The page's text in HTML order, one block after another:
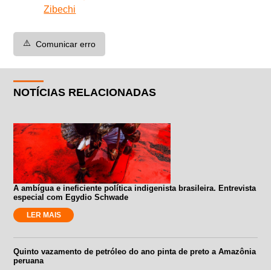
Zibechi
⚠️ Comunicar erro
NOTÍCIAS RELACIONADAS
A ambígua e ineficiente política indigenista brasileira. Entrevista
especial com Egydio Schwade
LER MAIS
Quinto vazamento de petróleo do ano pinta de preto a Amazônia
peruana